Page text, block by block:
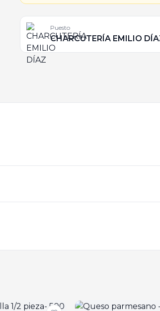
Puesto
CHARCUTERÍA EMILIO